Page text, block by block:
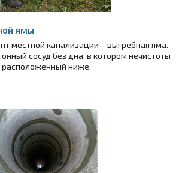
ямы
местной канализации – выгребная яма.
сосуд без дна, в котором нечистоты
расположенный ниже.